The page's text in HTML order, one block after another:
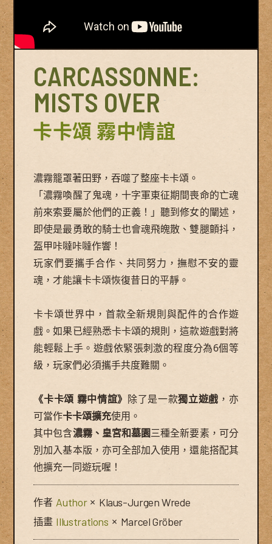
CARCASSONNE:
MISTS OVER
卡卡頌 霧中情誼
濃霧籠罩著田野，吞噬了整座卡卡頌。
「濃霧喚醒了鬼魂，十字軍東征期間喪命的亡魂
前來索要屬於他們的正義！」聽到修女的闡述，
即使是最勇敢的騎士也會魂飛魄散、雙腿顫抖，
盔甲咔噠咔噠作響！
玩家們要攜手合作、共同努力，撫慰不安的靈
魂，才能讓卡卡頌恢復昔日的平靜。
卡卡頌世界中，首款全新規則與配件的合作遊
戲。如果已經熟悉卡卡頌的規則，這款遊戲對將
能輕鬆上手。遊戲依緊張刺激的程度分為6個等
級，玩家們必須攜手共度難關。
《卡卡頌 霧中情誼》 除了是一款獨立遊戲 ，亦
可當作卡卡頌擴充使用。
其中包含濃霧、皇宮和墓園三種全新要素，可分
別加入基本版，亦可全部加入使用，還能搭配其
他擴充一同遊玩喔！
作者 Author × Klaus-Jurgen Wrede
插畫 Illustrations × Marcel Gröber